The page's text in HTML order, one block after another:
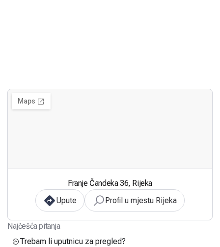
Franje Čandeka 36, Rijeka
Upute
Profil u mjestu Rijeka
Najčešća pitanja
Trebam li uputnicu za pregled?